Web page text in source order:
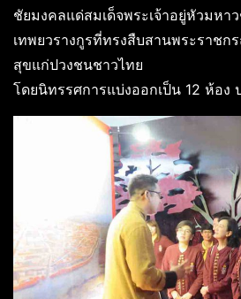
ชัยมงคลแด่สมเด็จพระเจ้าอยู่หัวมห
เทพยวรางกูรที่ทรงสืบสานพระราช
สุขแก่ปวงชนชาวไทย
โดยนิทรรศการแบ่งออกเป็น 12 ห้อง